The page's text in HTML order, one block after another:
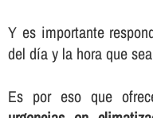
Y es importante
del dí­a y la hora que
Es por eso que